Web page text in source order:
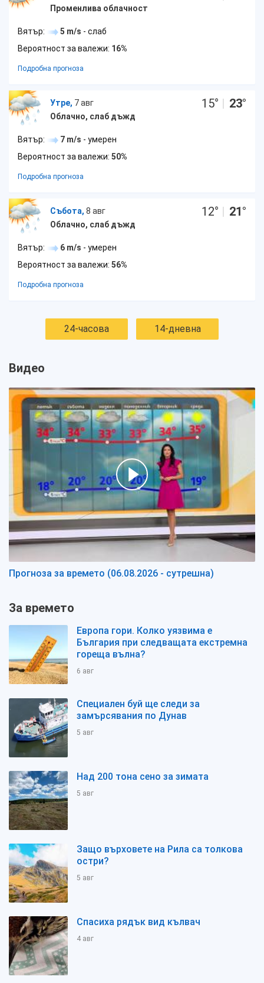
Променлива облачност
Вятър: 5 m/s - слаб
Вероятност за валежи: 16%
Подробна прогноза
Утре, 7 авг
Облачно, слаб дъжд
15° | 23°
Вятър: 7 m/s - умерен
Вероятност за валежи: 50%
Подробна прогноза
Събота, 8 авг
Облачно, слаб дъжд
12° | 21°
Вятър: 6 m/s - умерен
Вероятност за валежи: 56%
Подробна прогноза
24-часова 14-дневна
Видео
Прогноза за времето (06.08.2026 - сутрешна)
За времето
Европа гори. Колко уязвима е
България при следващата екстремна
гореща вълна?
6 авг
Специален буй ще следи за
замърсявания по Дунав
5 авг
Над 200 тона сено за зимата
5 авг
Защо върховете на Рила са толкова
остри?
5 авг
Спасиха рядък вид кълвач
4 авг